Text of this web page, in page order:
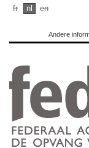
hoofdinhoud
fr nl en
Andere